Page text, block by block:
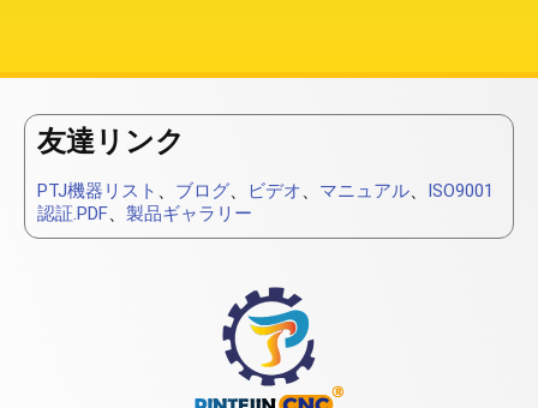
友達リンク
PTJ機器リスト 、 ブログ、 ビデオ、 マニュアル、 ISO9001
認証.PDF、 製品ギャラリー